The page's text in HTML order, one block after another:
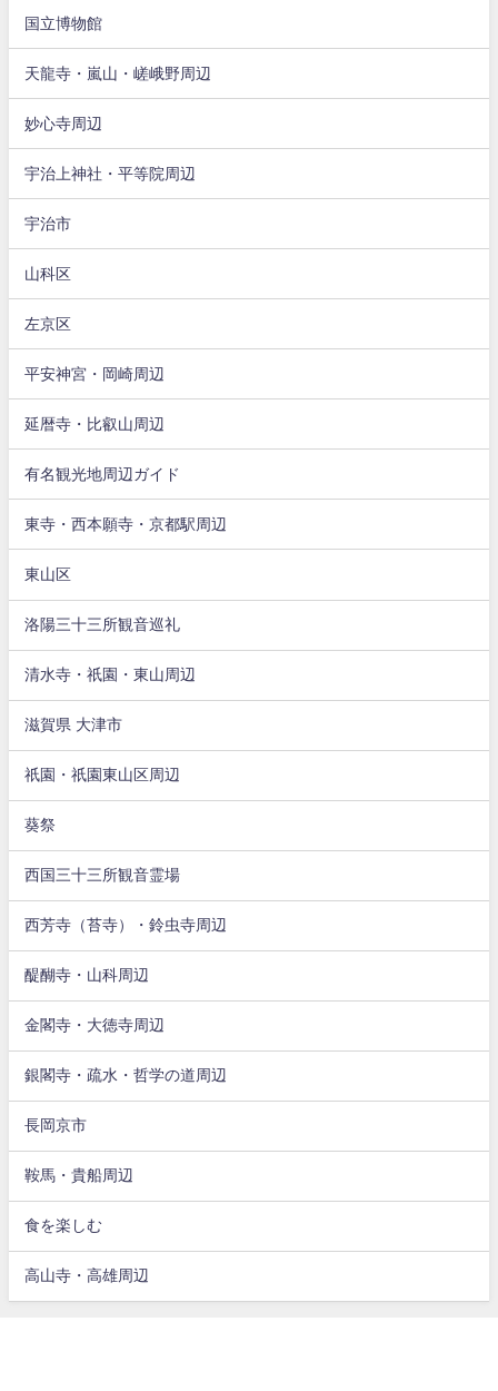
国立博物館
天龍寺・嵐山・嵯峨野周辺
妙心寺周辺
宇治上神社・平等院周辺
宇治市
山科区
左京区
平安神宮・岡崎周辺
延暦寺・比叡山周辺
有名観光地周辺ガイド
東寺・西本願寺・京都駅周辺
東山区
洛陽三十三所観音巡礼
清水寺・祇園・東山周辺
滋賀県 大津市
祇園・祇園東山区周辺
葵祭
西国三十三所観音霊場
西芳寺（苔寺）・鈴虫寺周辺
醍醐寺・山科周辺
金閣寺・大徳寺周辺
銀閣寺・疏水・哲学の道周辺
長岡京市
鞍馬・貴船周辺
食を楽しむ
高山寺・高雄周辺